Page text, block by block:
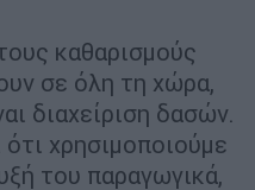
καθαρισμούς
σε όλη τη χώρα,
διαχείριση δασών.
ότι χρησιμοποιούμε
του παραγωγικά,